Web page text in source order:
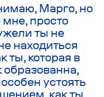
Марго, но
просто
ты не
находиться
ты, которая в
образованна,
устоять
как ты.